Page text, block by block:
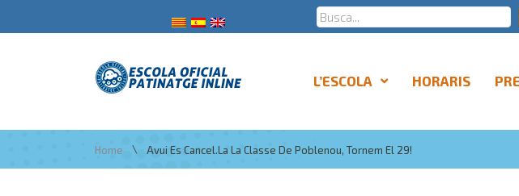
L’ESCOLA HORARIS
Home \ Avui Es Cancel.la La Classe De Poblenou, Tornem El 29!